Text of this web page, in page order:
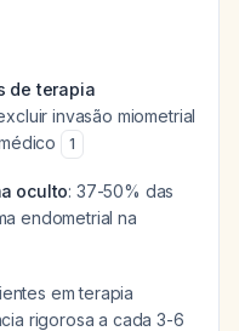
de terapia
invasão miometrial
1
oculto: 37-50% das
endometrial na
em terapia
rigorosa a cada 3-6